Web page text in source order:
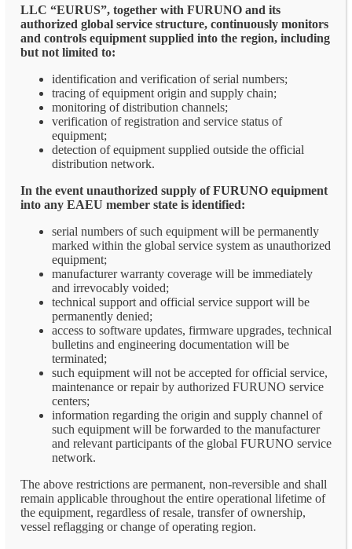
LLC “EURUS”, together with FURUNO and its
authorized global service structure, continuously monitors
and controls equipment supplied into the region, including
but not limited to:
identification and verification of serial numbers;
tracing of equipment origin and supply chain;
monitoring of distribution channels;
verification of registration and service status of
equipment;
detection of equipment supplied outside the official
distribution network.
In the event unauthorized supply of FURUNO equipment
into any EAEU member state is identified:
serial numbers of such equipment will be permanently
marked within the global service system as unauthorized
equipment;
manufacturer warranty coverage will be immediately
and irrevocably voided;
technical support and official service support will be
permanently denied;
access to software updates, firmware upgrades, technical
bulletins and engineering documentation will be
terminated;
such equipment will not be accepted for official service,
maintenance or repair by authorized FURUNO service
centers;
information regarding the origin and supply channel of
such equipment will be forwarded to the manufacturer
and relevant participants of the global FURUNO service
network.
The above restrictions are permanent, non-reversible and shall
remain applicable throughout the entire operational lifetime of
the equipment, regardless of resale, transfer of ownership,
vessel reflagging or change of operating region.